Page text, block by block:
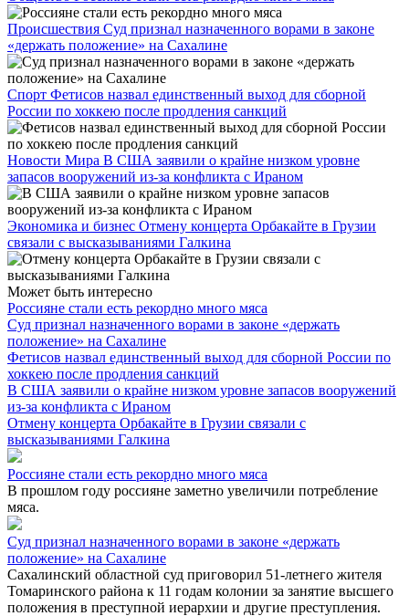
Происшествия Суд признал назначенного ворами в законе
«держать положение» на Сахалине
Спорт Фетисов назвал единственный выход для сборной
России по хоккею после продления санкций
Новости Мира В США заявили о крайне низком уровне
запасов вооружений из-за конфликта с Ираном
Экономика и бизнес Отмену концерта Орбакайте в Грузии
связали с высказываниями Галкина
Может быть интересно
Россияне стали есть рекордно много мяса
Суд признал назначенного ворами в законе «держать
положение» на Сахалине
Фетисов назвал единственный выход для сборной России по
хоккею после продления санкций
В США заявили о крайне низком уровне запасов вооружений
из-за конфликта с Ираном
Отмену концерта Орбакайте в Грузии связали с
высказываниями Галкина
Россияне стали есть рекордно много мяса
В прошлом году россияне заметно увеличили потребление
мяса.
Суд признал назначенного ворами в законе «держать
положение» на Сахалине
Сахалинский областной суд приговорил 51-летнего жителя
Томаринского района к 11 годам колонии за занятие высшего
положения в преступной иерархии и другие преступления.